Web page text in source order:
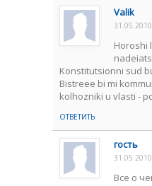
Valik
Horoshi
Konstitutsionni sud
Bistreee bi mi
kolhozniki u vlasti -
ОТВЕТИТЬ
гость
Все о